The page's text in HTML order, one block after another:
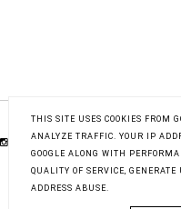
THIS SITE USES COOKIES FROM
ANALYZE TRAFFIC. YOUR IP
GOOGLE ALONG WITH
QUALITY OF SERVICE,
ADDRESS ABUSE.